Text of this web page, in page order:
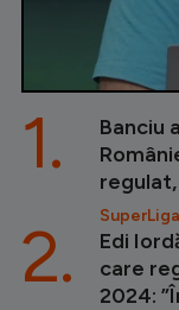
Banciu
SuperLiga
1.
Edi
care
2024:
2.